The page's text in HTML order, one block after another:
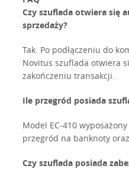
Czy szuflada otwiera się
sprzedaży?
Tak. Po podłączeniu do
Novitus szuflada otwiera
zakończeniu transakcji.
Ile przegród posiada
Model EC-410
przegród na banknoty
Czy szuflada posiada